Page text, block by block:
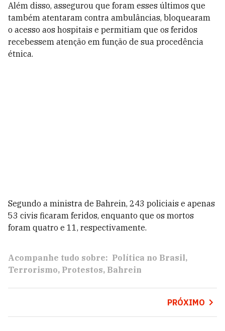
Além disso, assegurou que foram esses últimos que
também atentaram contra ambulâncias, bloquearam
o acesso aos hospitais e permitiam que os feridos
recebessem atenção em função de sua procedência
étnica.
Segundo a ministra de Bahrein, 243 policiais e apenas
53 civis ficaram feridos, enquanto que os mortos
foram quatro e 11, respectivamente.
Acompanhe tudo sobre: Política no Brasil
Terrorismo Protestos Bahrein
PRÓXIMO